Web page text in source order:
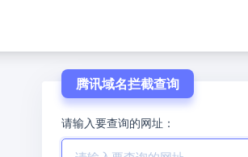
腾讯域名拦截查询
请输入要查询的网址：